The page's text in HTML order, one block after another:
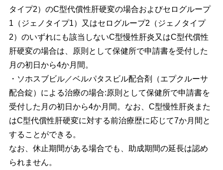
タイプ2）のC型代償性肝硬変の場合およびセログループ
1（ジェノタイプ1）又はセログループ2（ジェノタイプ
2）のいずれにも該当しないC型慢性肝炎又はC型代償性
肝硬変の場合は、原則として保健所で申請書を受付した
月の初日から4か月間。
・ソホスブビル／ベルパタスビル配合剤（エプクルーサ
配合錠）による治療の場合:原則として保健所で申請書を
受付した月の初日から4か月間。なお、C型慢性肝炎また
はC型代償性肝硬変に対する前治療歴に応じて7か月間と
することができる。
なお、休止期間がある場合でも、助成期間の延長は認め
られません。